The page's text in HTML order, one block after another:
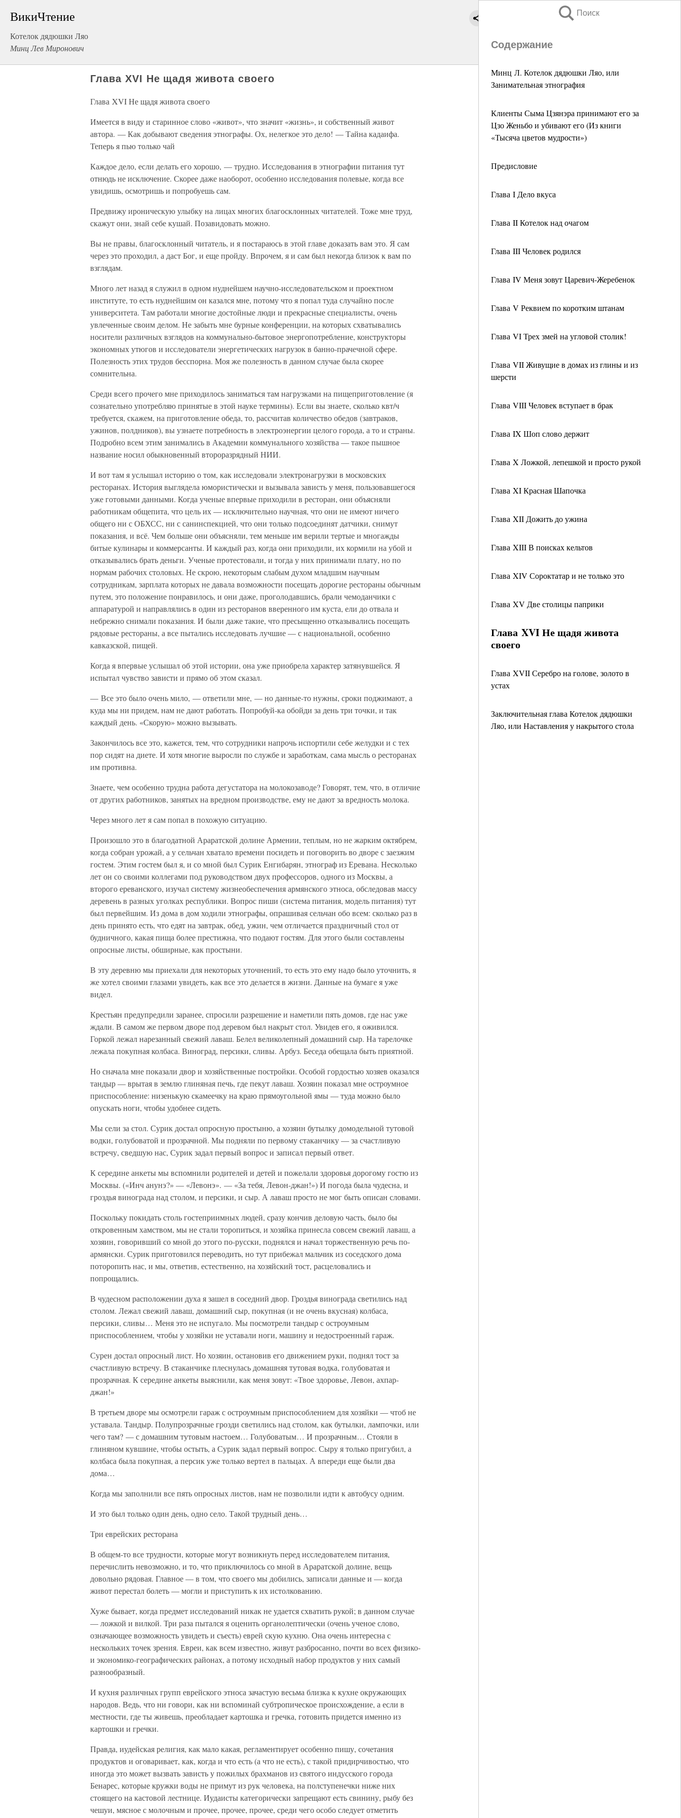
ВикиЧтение
Котелок дядюшки Ляо
Минц Лев Миронович
Поиск
Содержание
Минц Л. Котелок дядюшки Ляо, или
Занимательная этнография
Клиенты Сыма Цзянэра принимают его за
Цзо Женьбо и убивают его (Из книги
«Тысяча цветов мудрости»)
Предисловие
Глава I Дело вкуса
Глава II Котелок над очагом
Глава III Человек родился
Глава IV Меня зовут Царевич-Жеребенок
Глава V Реквием по коротким штанам
Глава VI Трех змей на угловой столик!
Глава VII Живущие в домах из глины и из
шерсти
Глава VIII Человек вступает в брак
Глава IX Шоп слово держит
Глава X Ложкой, лепешкой и просто рукой
Глава XI Красная Шапочка
Глава XII Дожить до ужина
Глава XIII В поисках кельтов
Глава XIV Сороктатар и не только это
Глава XV Две столицы паприки
Глава XVI Не щадя живота
своего
Глава XVII Серебро на голове, золото в
устах
Заключительная глава Котелок дядюшки
Ляо, или Наставления у накрытого стола
Глава XVI Не щадя живота своего
Глава XVI Не щадя живота своего
Имеется в виду и старинное слово «живот», что значит «жизнь», и собственный живот
автора. — Как добывают сведения этнографы. Ох, нелегкое это дело! — Тайна кадаифа.
Теперь я пью только чай
Каждое дело, если делать его хорошо, — трудно. Исследования в этнографии питания тут
отнюдь не исключение. Скорее даже наоборот, особенно исследования полевые, когда все
увидишь, осмотришь и попробуешь сам.
Предвижу ироническую улыбку на лицах многих благосклонных читателей. Тоже мне труд,
скажут они, знай себе кушай. Позавидовать можно.
Вы не правы, благосклонный читатель, и я постараюсь в этой главе доказать вам это. Я сам
через это проходил, а даст Бог, и еще пройду. Впрочем, я и сам был некогда близок к вам по
взглядам.
Много лет назад я служил в одном нуднейшем научно-исследовательском и проектном
институте, то есть нуднейшим он казался мне, потому что я попал туда случайно после
университета. Там работали многие достойные люди и прекрасные специалисты, очень
увлеченные своим делом. Не забыть мне бурные конференции, на которых схватывались
носители различных взглядов на коммунально-бытовое энергопотребление, конструкторы
экономных утюгов и исследователи энергетических нагрузок в банно-прачечной сфере.
Полезность этих трудов бесспорна. Моя же полезность в данном случае была скорее
сомнительна.
Среди всего прочего мне приходилось заниматься там нагрузками на пищеприготовление (я
сознательно употребляю принятые в этой науке термины). Если вы знаете, сколько квт/ч
требуется, скажем, на приготовление обеда, то, рассчитав количество обедов (завтраков,
ужинов, полдников), вы узнаете потребность в электроэнергии целого города, а то и страны.
Подробно всем этим занимались в Академии коммунального хозяйства — такое пышное
название носил обыкновенный второразрядный НИИ.
И вот там я услышал историю о том, как исследовали электронагрузки в московских
ресторанах. История выглядела юмористически и вызывала зависть у меня, пользовавшегося
уже готовыми данными. Когда ученые впервые приходили в ресторан, они объясняли
работникам общепита, что цель их — исключительно научная, что они не имеют ничего
общего ни с ОБХСС, ни с санинспекцией, что они только подсоединят датчики, снимут
показания, и всё. Чем больше они объясняли, тем меньше им верили тертые и многажды
битые кулинары и коммерсанты. И каждый раз, когда они приходили, их кормили на убой и
отказывались брать деньги. Ученые протестовали, и тогда у них принимали плату, но по
нормам рабочих столовых. Не скрою, некоторым слабым духом младшим научным
сотрудникам, зарплата которых не давала возможности посещать дорогие рестораны обычным
путем, это положение понравилось, и они даже, проголодавшись, брали чемоданчики с
аппаратурой и направлялись в один из ресторанов вверенного им куста, ели до отвала и
небрежно снимали показания. И были даже такие, что пресыщенно отказывались посещать
рядовые рестораны, а все пытались исследовать лучшие — с национальной, особенно
кавказской, пищей.
Когда я впервые услышал об этой истории, она уже приобрела характер затянувшейся. Я
испытал чувство зависти и прямо об этом сказал.
— Все это было очень мило, — ответили мне, — но данные-то нужны, сроки поджимают, а
куда мы ни придем, нам не дают работать. Попробуй-ка обойди за день три точки, и так
каждый день. «Скорую» можно вызывать.
Закончилось все это, кажется, тем, что сотрудники напрочь испортили себе желудки и с тех
пор сидят на диете. И хотя многие выросли по службе и заработкам, сама мысль о ресторанах
им противна.
Знаете, чем особенно трудна работа дегустатора на молокозаводе? Говорят, тем, что, в отличие
от других работников, занятых на вредном производстве, ему не дают за вредность молока.
Через много лет я сам попал в похожую ситуацию.
Произошло это в благодатной Араратской долине Армении, теплым, но не жарким октябрем,
когда собран урожай, а у сельчан хватало времени посидеть и поговорить во дворе с заезжим
гостем. Этим гостем был я, и со мной был Сурик Енгибарян, этнограф из Еревана. Несколько
лет он со своими коллегами под руководством двух профессоров, одного из Москвы, а
второго ереванского, изучал систему жизнеобеспечения армянского этноса, обследовав массу
деревень в разных уголках республики. Вопрос пиши (система питания, модель питания) тут
был первейшим. Из дома в дом ходили этнографы, опрашивая сельчан обо всем: сколько раз в
день принято есть, что едят на завтрак, обед, ужин, чем отличается праздничный стол от
будничного, какая пища более престижна, что подают гостям. Для этого были составлены
опросные листы, обширные, как простыни.
В эту деревню мы приехали для некоторых уточнений, то есть это ему надо было уточнить, я
же хотел своими глазами увидеть, как все это делается в жизни. Данные на бумаге я уже
видел.
Крестьян предупредили заранее, спросили разрешение и наметили пять домов, где нас уже
ждали. В самом же первом дворе под деревом был накрыт стол. Увидев его, я оживился.
Горкой лежал нарезанный свежий лаваш. Белел великолепный домашний сыр. На тарелочке
лежала покупная колбаса. Виноград, персики, сливы. Арбуз. Беседа обещала быть приятной.
Но сначала мне показали двор и хозяйственные постройки. Особой гордостью хозяев оказался
тандыр — врытая в землю глиняная печь, где пекут лаваш. Хозяин показал мне остроумное
приспособление: низенькую скамеечку на краю прямоугольной ямы — туда можно было
опускать ноги, чтобы удобнее сидеть.
Мы сели за стол. Сурик достал опросную простыню, а хозяин бутылку домодельной тутовой
водки, голубоватой и прозрачной. Мы подняли по первому стаканчику — за счастливую
встречу, сведшую нас, Сурик задал первый вопрос и записал первый ответ.
К середине анкеты мы вспомнили родителей и детей и пожелали здоровья дорогому гостю из
Москвы. («Инч анунэ?» — «Левонэ». — «За тебя, Левон-джан!») И погода была чудесна, и
гроздья винограда над столом, и персики, и сыр. А лаваш просто не мог быть описан словами.
Поскольку покидать столь гостеприимных людей, сразу кончив деловую часть, было бы
откровенным хамством, мы не стали торопиться, и хозяйка принесла совсем свежий лаваш, а
хозяин, говоривший со мной до этого по-русски, поднялся и начал торжественную речь по-
армянски. Сурик приготовился переводить, но тут прибежал мальчик из соседского дома
поторопить нас, и мы, ответив, естественно, на хозяйский тост, расцеловались и
попрощались.
В чудесном расположении духа я зашел в соседний двор. Гроздья винограда светились над
столом. Лежал свежий лаваш, домашний сыр, покупная (и не очень вкусная) колбаса,
персики, сливы… Меня это не испугало. Мы посмотрели тандыр с остроумным
приспособлением, чтобы у хозяйки не уставали ноги, машину и недостроенный гараж.
Сурен достал опросный лист. Но хозяин, остановив его движением руки, поднял тост за
счастливую встречу. В стаканчике плеснулась домашняя тутовая водка, голубоватая и
прозрачная. К середине анкеты выяснили, как меня зовут: «Твое здоровье, Левон, ахпар-
джан!»
В третьем дворе мы осмотрели гараж с остроумным приспособлением для хозяйки — чтоб не
уставала. Тандыр. Полупрозрачные грозди светились над столом, как бутылки, лампочки, или
чего там? — с домашним тутовым настоем… Голубоватым… И прозрачным… Стояли в
глиняном кувшине, чтобы остыть, а Сурик задал первый вопрос. Сыру я только пригубил, а
колбаса была покупная, а персик уже только вертел в пальцах. А впереди еще были два
дома…
Когда мы заполнили все пять опросных листов, нам не позволили идти к автобусу одним.
И это был только один день, одно село. Такой трудный день…
Три еврейских ресторана
В общем-то все трудности, которые могут возникнуть перед исследователем питания,
перечислить невозможно, и то, что приключилось со мной в Араратской долине, вещь
довольно рядовая. Главное — в том, что своего мы добились, записали данные и — когда
живот перестал болеть — могли и приступить к их истолкованию.
Хуже бывает, когда предмет исследований никак не удается схватить рукой; в данном случае
— ложкой и вилкой. Три раза пытался я оценить органолептически (очень ученое слово,
означающее возможность увидеть и съесть) еврей скую кухню. Она очень интересна с
нескольких точек зрения. Евреи, как всем известно, живут разбросанно, почти во всех физико-
и экономико-географических районах, а потому исходный набор продуктов у них самый
разнообразный.
И кухня различных групп еврейского этноса зачастую весьма близка к кухне окружающих
народов. Ведь, что ни говори, как ни вспоминай субтропическое происхождение, а если в
местности, где ты живешь, преобладает картошка и гречка, готовить придется именно из
картошки и гречки.
Правда, иудейская религия, как мало какая, регламентирует особенно пишу, сочетания
продуктов и оговаривает, как, когда и что есть (а что не есть), с такой придирчивостью, что
иногда это может вызвать зависть у пожилых брахманов из святого индусского города
Бенарес, которые кружки воды не примут из рук человека, на полступенечки ниже них
стоящего на кастовой лестнице. Иудаисты категорически запрещают есть свинину, рыбу без
чешуи, мясное с молочным и прочее, прочее, прочее, среди чего особо следует отметить